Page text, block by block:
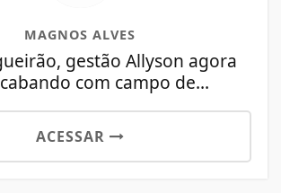
MAGNOS ALVES
gestão Allyson agora
com campo de...
ACESSAR